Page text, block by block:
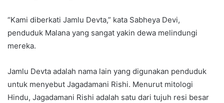
“Kami diberkati Jamlu Devta,” kata Sabheya Devi,
penduduk Malana yang sangat yakin dewa melindungi
mereka.
Jamlu Devta adalah nama lain yang digunakan penduduk
untuk menyebut Jagadamani Rishi. Menurut mitologi
Hindu, Jagadamani Rishi adalah satu dari tujuh resi besar